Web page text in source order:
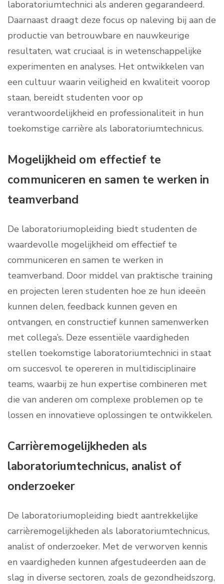
laboratoriumtechnici als anderen gegarandeerd.
Daarnaast draagt deze focus op naleving bij aan de
productie van betrouwbare en nauwkeurige
resultaten, wat cruciaal is in wetenschappelijke
experimenten en analyses. Het ontwikkelen van
een cultuur waarin veiligheid en kwaliteit voorop
staan, bereidt studenten voor op
verantwoordelijkheid en professionaliteit in hun
toekomstige carrière als laboratoriumtechnicus.
Mogelijkheid om effectief te
communiceren en samen te werken in
teamverband
De laboratoriumopleiding biedt studenten de
waardevolle mogelijkheid om effectief te
communiceren en samen te werken in
teamverband. Door middel van praktische training
en projecten leren studenten hoe ze hun ideeën
kunnen delen, feedback kunnen geven en
ontvangen, en constructief kunnen samenwerken
met collega’s. Deze essentiële vaardigheden
stellen toekomstige laboratoriumtechnici in staat
om succesvol te opereren in multidisciplinaire
teams, waarbij ze hun expertise combineren met
die van anderen om complexe problemen op te
lossen en innovatieve oplossingen te ontwikkelen.
Carrièremogelijkheden als
laboratoriumtechnicus, analist of
onderzoeker
De laboratoriumopleiding biedt aantrekkelijke
carrièremogelijkheden als laboratoriumtechnicus,
analist of onderzoeker. Met de verworven kennis
en vaardigheden kunnen afgestudeerden aan de
slag in diverse sectoren, zoals de gezondheidszorg,